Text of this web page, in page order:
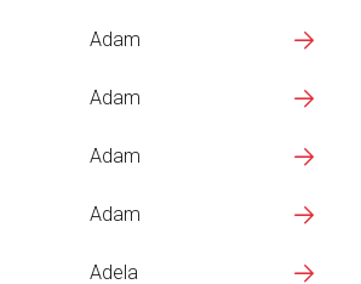
Adam
Adam
Adam
Adam
Adela